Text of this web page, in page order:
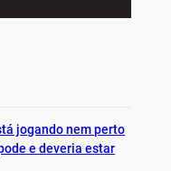
jogando nem perto
e deveria estar